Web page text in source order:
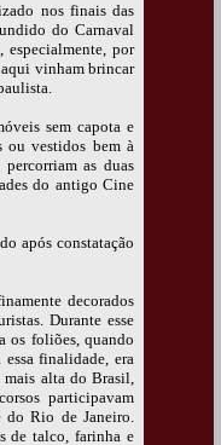
nos finais das
do Carnaval
especialmente, por
vinham brincar
sem capota e
ou vestidos bem à
as duas
do antigo Cine
após constatação
decorados
Durante esse
os foliões, quando
finalidade, era
mais alta do Brasil,
participavam
do Rio de Janeiro.
de talco, farinha e